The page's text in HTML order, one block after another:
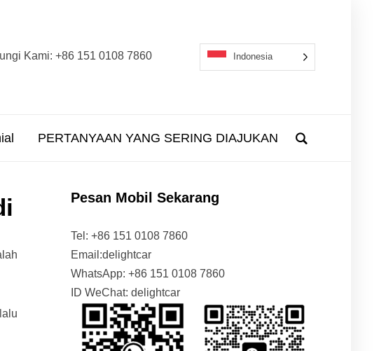
Kami: +86 151 0108 7860 Indonesia
PERTANYAAN YANG SERING DIAJUKAN
Pesan Mobil Sekarang
Tel: +86 151 0108 7860
Email:delightcar
WhatsApp: +86 151 0108 7860
ID WeChat: delightcar